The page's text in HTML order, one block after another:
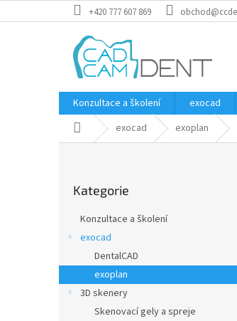
na
+420 777 607 869
Konzultace a školení exocad
Domů exocad exoplan
kategorie
Kategorie
Konzultace a školení
exocad
DentalCAD
exoplan
3D skenery
Skenovací gely a spreje